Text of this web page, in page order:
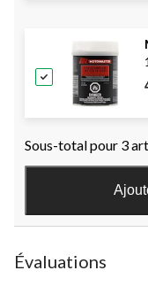
Sous-total pour 3
Évaluations